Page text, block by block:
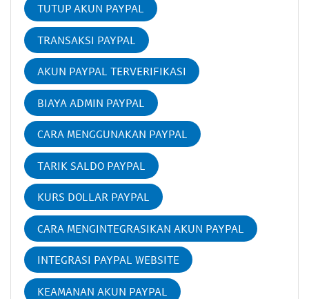
TUTUP AKUN PAYPAL
TRANSAKSI PAYPAL
AKUN PAYPAL TERVERIFIKASI
BIAYA ADMIN PAYPAL
CARA MENGGUNAKAN PAYPAL
TARIK SALDO PAYPAL
KURS DOLLAR PAYPAL
CARA MENGINTEGRASIKAN AKUN PAYPAL
INTEGRASI PAYPAL WEBSITE
KEAMANAN AKUN PAYPAL